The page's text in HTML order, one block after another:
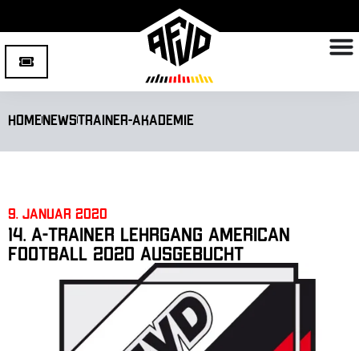
HomeNewsTrainer-Akademie
9. Januar 2020
14. A-Trainer Lehrgang American
Football 2020 ausgebucht